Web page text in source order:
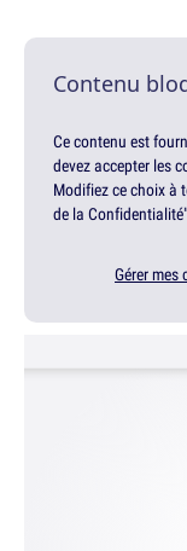
Contenu
Ce contenu est
devez accepter les
Modifiez ce choix à
de la
Gérer mes